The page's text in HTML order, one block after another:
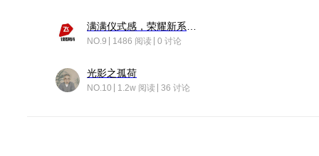
NO.9 1486 阅读 0 讨论
光影之孤荷
NO.10 1.2w 阅读 36 讨论